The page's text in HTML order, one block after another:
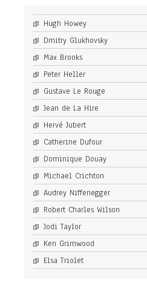
Hugh Howey
Dmitry Glukhovsky
Max Brooks
Peter Heller
Gustave Le Rouge
Jean de La Hire
Hervé Jubert
Catherine Dufour
Dominique Douay
Michael Crichton
Audrey Niffenegger
Robert Charles Wilson
Jodi Taylor
Ken Grimwood
Elsa Triolet